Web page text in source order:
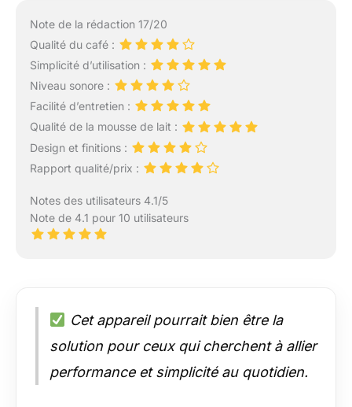
Note de la rédaction 17/20
Qualité du café :
Simplicité d’utilisation :
Niveau sonore :
Facilité d’entretien :
Qualité de la mousse de lait :
Design et finitions :
Rapport qualité/prix :
Notes des utilisateurs 4.1/5
Note de 4.1 pour 10 utilisateurs
Cet appareil pourrait bien être la
solution pour ceux qui cherchent à allier
performance et simplicité au quotidien.